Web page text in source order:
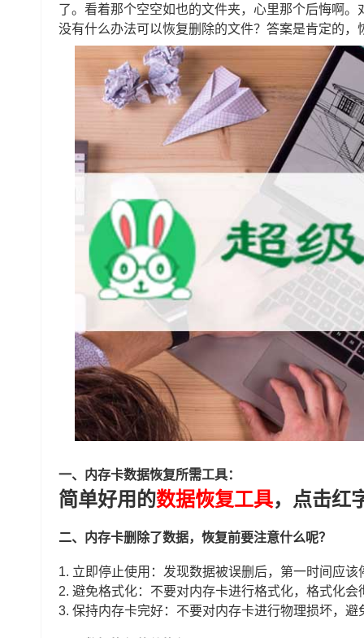
了。看着那个空空如也的文件夹，心里那个后悔啊
没有什么办法可以恢复删除的文件？答案是肯定的，
一、内存卡数据恢复所需工具：
简单好用的数据恢复工具，点击红
二、内存卡删除了数据，恢复前要注意什么呢？
1. 立即停止使用：发现数据被误删后，第一时间应
2. 避免格式化：不要对内存卡进行格式化，格式化
3. 保持内存卡完好：不要对内存卡进行物理损坏，避